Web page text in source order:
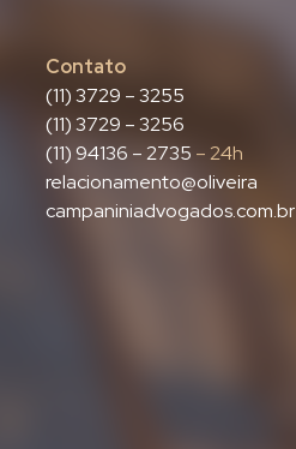
Contato
(11) 3729 – 3255
(11) 3729 – 3256
(11) 94136 – 2735 – 24h
relacionamento@oliveira
campaniniadvogados.com.br